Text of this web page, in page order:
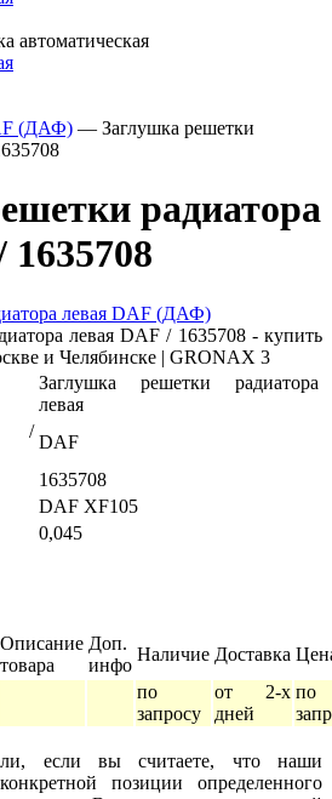
(ДАФ) — Заглушка решетки
радиатора
1635708
Заглушка решетки радиатора
левая
/
DAF
1635708
DAF XF105
0,045
Описание
товара
Доп.
инфо
Наличие Доставка
по
запросу
от 2-х
дней
по
если вы считаете, что наши
позиции определенного